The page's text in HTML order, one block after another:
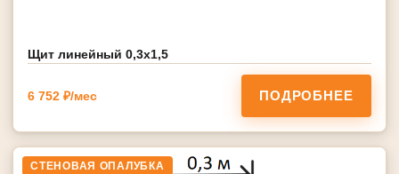
Щит линейный 0,3х1,5
6 752 ₽/мес ПОДРОБНЕЕ
СТЕНОВАЯ ОПАЛУБКА